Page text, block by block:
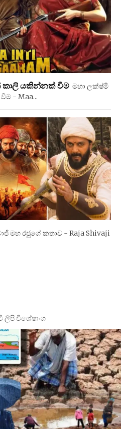
කාලි යකින්නක් වීම මහා ලක්ෂ්මි
- Maa...
මහ රජුගේ කතාව - Raja Shivaji
ලිපි විශේෂාංග